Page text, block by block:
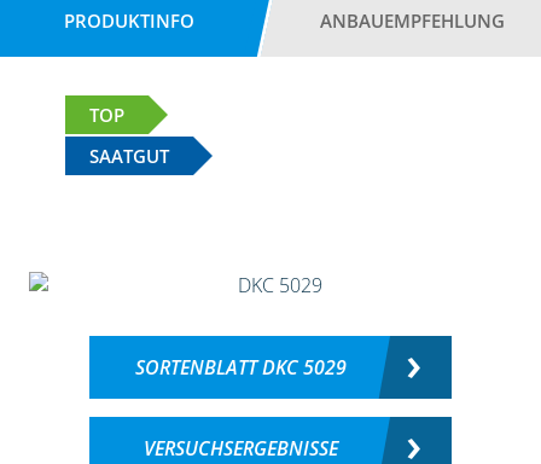
PRODUKTINFO ANBAUEMPFEHLUNG
TOP
SAATGUT
SORTENBLATT DKC 5029
VERSUCHSERGEBNISSE